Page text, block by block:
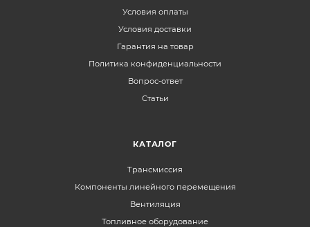
Условия оплаты
Условия доставки
Гарантия на товар
Политика конфиденциальности
Вопрос-ответ
Статьи
КАТАЛОГ
Трансмиссия
Компоненты линейного перемещения
Вентиляция
Топливное оборудование